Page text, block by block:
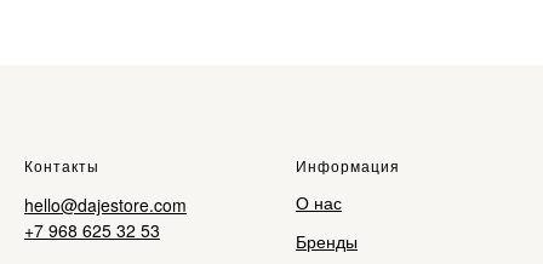
Контакты
hello@dajestore.com
+7 968 625 32 53
Информация
О нас
Бренды